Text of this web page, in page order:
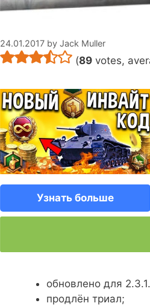
24.01.2017 by Jack Muller
(89 votes,
Узнать больше
обновлено для
продлён триал;